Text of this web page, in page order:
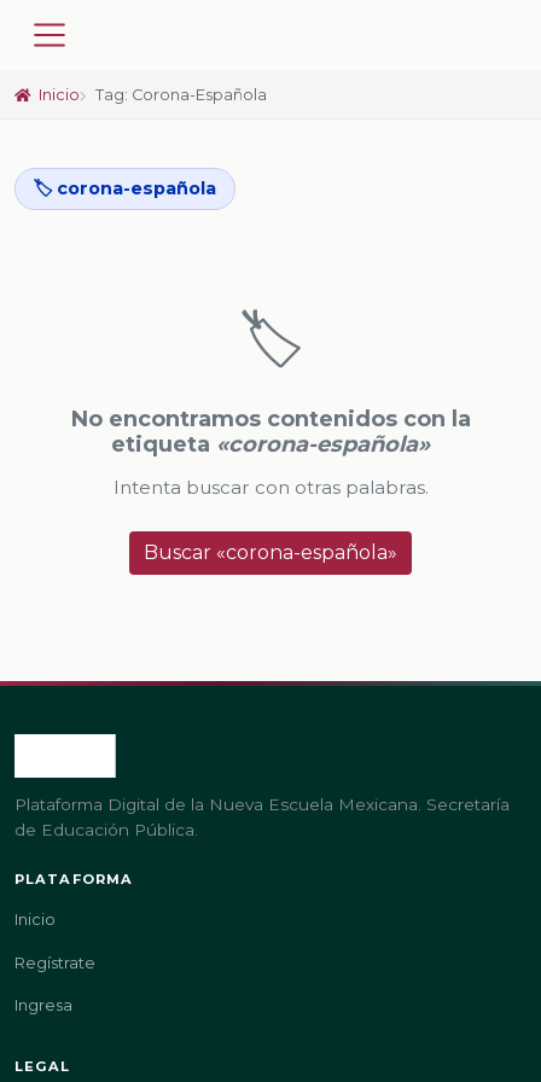
Inicio Tag: Corona-Española
🏷️ corona-española
🏷️
No encontramos contenidos con la
etiqueta «corona-española»
Intenta buscar con otras palabras.
Buscar «corona-española»
Plataforma Digital de la Nueva Escuela Mexicana. Secretaría
de Educación Pública.
PLATAFORMA
Inicio
Regístrate
Ingresa
LEGAL